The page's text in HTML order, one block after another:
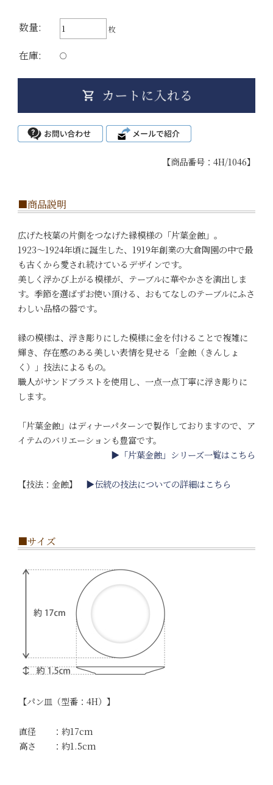
数量: 枚
在庫: ○
【商品番号：4H/1046】
■商品説明
広げた枝葉の片側をつなげた縁模様の「片葉金蝕」。
1923〜1924年頃に誕生した、1919年創業の大倉陶園の中で最
も古くから愛され続けているデザインです。
美しく浮かび上がる模様が、テーブルに華やかさを演出しま
す。季節を選ばずお使い頂ける、おもてなしのテーブルにふさ
わしい品格の器です。
縁の模様は、浮き彫りにした模様に金を付けることで複雑に
輝き、存在感のある美しい表情を見せる「金蝕（きんしょ
く）」技法によるもの。
職人がサンドブラストを使用し、一点一点丁寧に浮き彫りに
します。
「片葉金蝕」はディナーパターンで製作しておりますので、ア
イテムのバリエーションも豊富です。
▶「片葉金蝕」シリーズ一覧はこちら
【技法：金蝕】 ▶伝統の技法についての詳細はこちら
■サイズ
【パン皿（型番：4H）】
直径 ：約17cm
高さ ：約1.5cm